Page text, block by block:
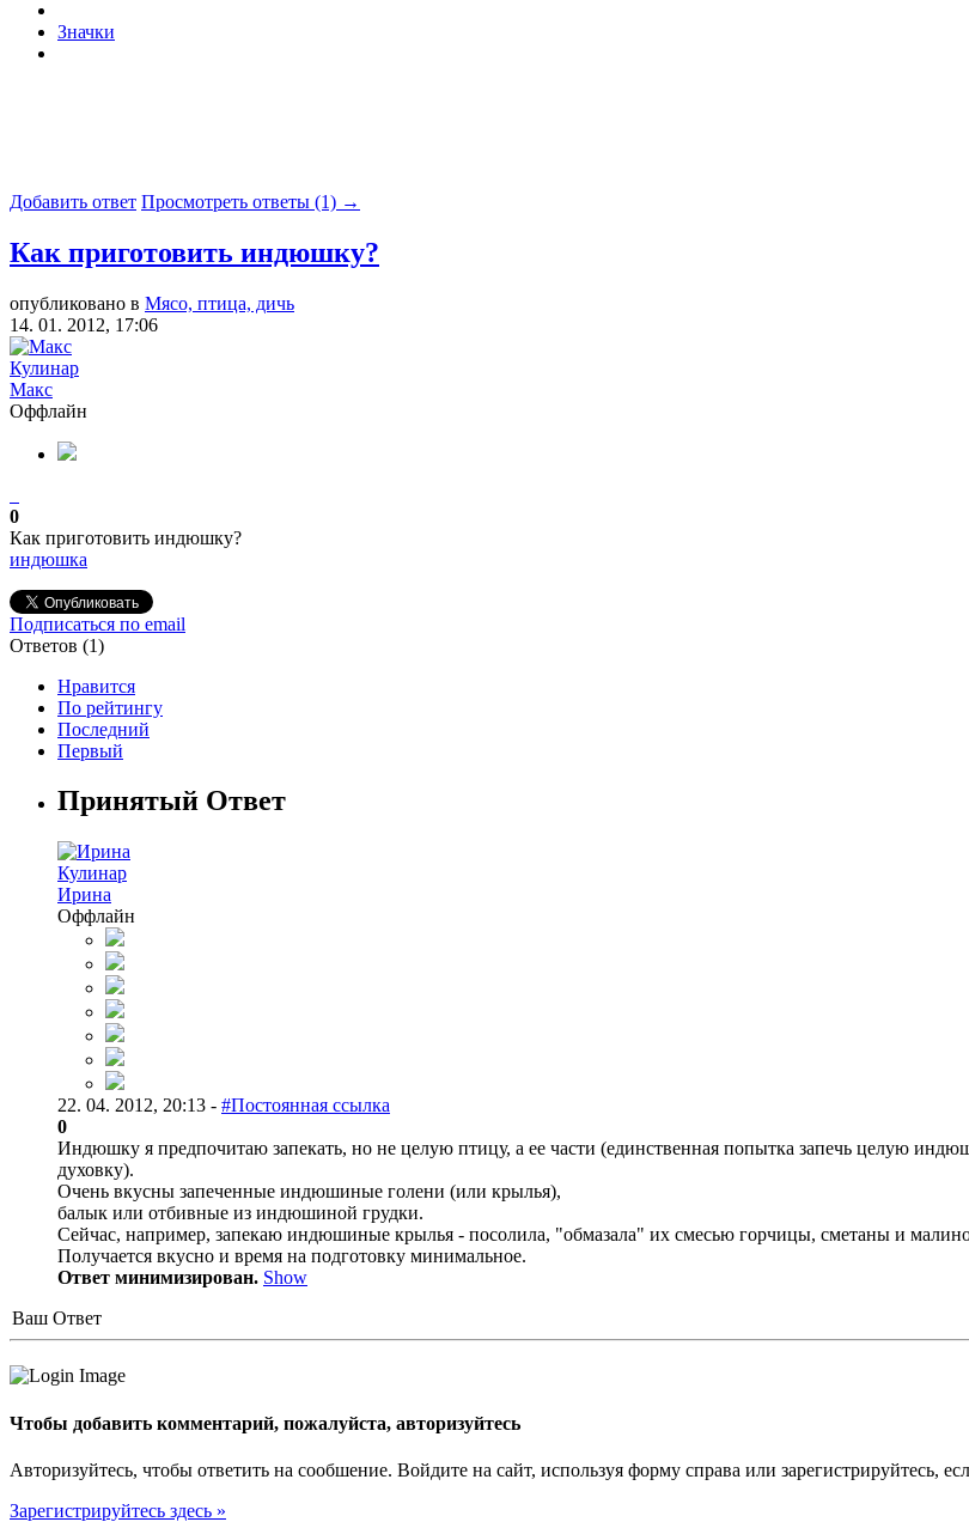
Значки
Добавить ответ Просмотреть ответы (1) →
Как приготовить индюшку?
опубликовано в Мясо, птица, дичь
14. 01. 2012, 17:06
Кулинар
Макс
Оффлайн
0
Как приготовить индюшку?
индюшка
Подписаться по email
Ответов (1)
Нравится
По рейтингу
Последний
Первый
Принятый Ответ
Кулинар
Ирина
Оффлайн
22. 04. 2012, 20:13 - #Постоянная ссылка
0
Индюшку я предпочитаю запекать, но не целую птицу, а ее части (единственная попытка запечь целую
духовку).
Очень вкусны запеченные индюшиные голени (или крылья),
балык или отбивные из индюшиной грудки.
Сейчас, например, запекаю индюшиные крылья - посолила, "обмазала" их смесью горчицы, сметаны и
Получается вкусно и время на подготовку минимальное.
Ответ минимизирован. Show
Ваш Ответ
Чтобы добавить комментарий, пожалуйста, авторизуйтесь
Авторизуйтесь, чтобы ответить на сообшение. Войдите на сайт, используя форму справа или зарегистрируйтесь,
Зарегистрируйтесь здесь »